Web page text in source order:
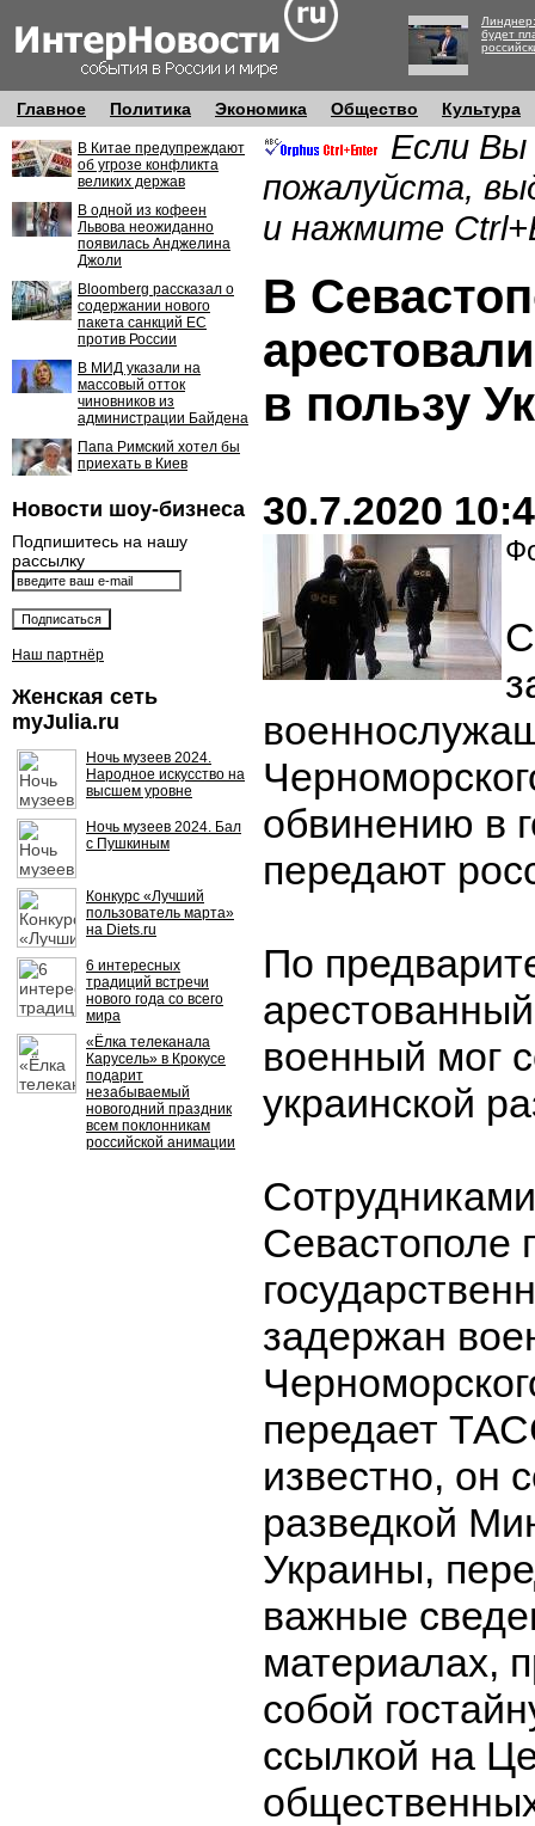
будет
Главное Политика Экономика Общество Культура
В Китае предупреждают
об угрозе конфликта
великих держав
В одной из кофеен
Львова неожиданно
появилась Анджелина
Джоли
Bloomberg рассказал о
содержании нового
пакета санкций ЕС
против России
В МИД указали на
массовый отток
чиновников из
администрации Байдена
Папа Римский хотел бы
приехать в Киев
Новости шоу-бизнеса
Подпишитесь на нашу
рассылку
Наш партнёр
Женская сеть
myJulia.ru
Ночь музеев 2024.
Народное искусство на
высшем уровне
Ночь музеев 2024. Бал
с Пушкиным
Конкурс «Лучший
пользователь марта»
на Diets.ru
6 интересных
традиций встречи
нового года со всего
мира
«Ёлка телеканала
Карусель» в Крокусе
подарит
незабываемый
новогодний праздник
всем поклонникам
российской анимации
Если Вы
пожалуйста,
и нажмите
В
в пользу
30.7.2020
обвинению в
передают
По
военный мог
украинской
Севастополе
задержан
передает
известно, он
разведкой
Украины,
важные
материалах,
собой
ссылкой на